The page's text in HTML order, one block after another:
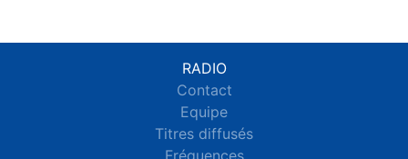
RADIO
Contact
Equipe
Titres diffusés
Fréquences